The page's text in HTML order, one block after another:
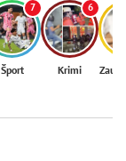
7
Šport
6
Krimi